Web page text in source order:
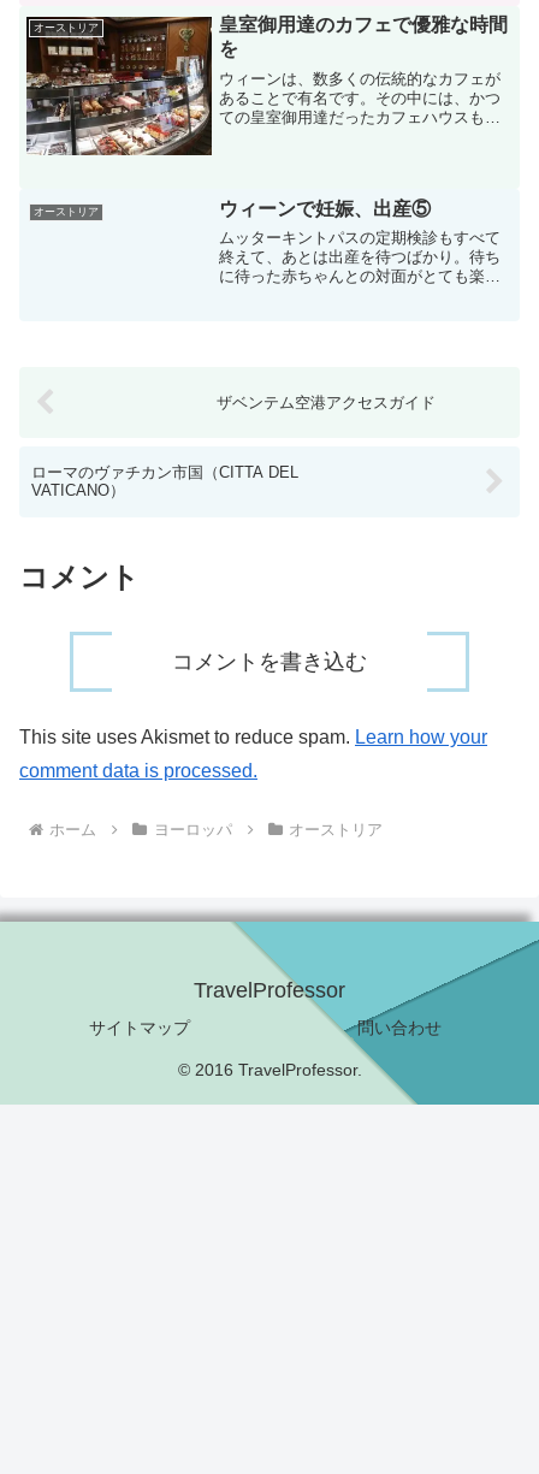
旅行中に立ち寄る...
オーストリア
皇室御用達のカフェで優雅な時間
を
ウィーンは、数多くの伝統的なカフェが
あることで有名です。その中には、かつ
ての皇室御用達だったカフェハウスもあ
にある、ゲルストナー（...
オーストリア ウィーンで妊娠、出産⑤
ムッターキントパスの定期検診もすべて
終えて、あとは出産を待つばかり。待ち
に待った赤ちゃんとの対面がとても楽し
ザベンテム空港アクセスガイド
ローマのヴァチカン市国（CITTA DEL
VATICANO）
コメント
コメントを書き込む
This site uses Akismet to reduce spam. Learn how your
comment data is processed.
ホーム ヨーロッパ オーストリア
TravelProfessor
サイトマップ 問い合わせ
© 2016 TravelProfessor.